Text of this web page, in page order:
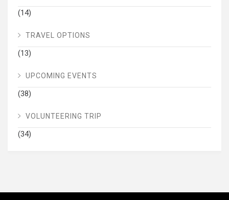
(14)
TRAVEL OPTIONS
(13)
UPCOMING EVENTS
(38)
VOLUNTEERING TRIP
(34)